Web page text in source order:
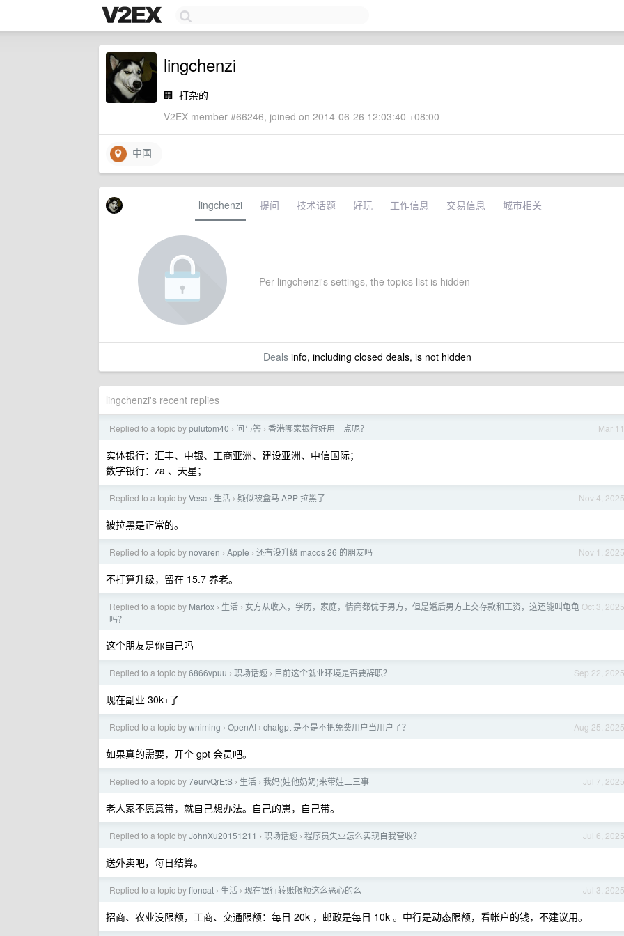
lingchenzi
🏢 打杂的
V2EX member #66246, joined on 2014-06-26 12:03:40 +08:00
中国
lingchenzi 提问 技术话题 好玩 工作信息 交易信息 城市相关
Per lingchenzi's settings, the topics list is hidden
Dealsinfo, including closed deals, is not hidden
lingchenzi's recent replies
Mar 11
Replied to a topic bypulutom40 › 问与答 › 香港哪家银行好用一点呢？
实体银行：汇丰、中银、工商亚洲、建设亚洲、中信国际；
数字银行：za 、天星；
Nov 4, 2025
Replied to a topic byVesc › 生活 › 疑似被盒马 APP 拉黑了
被拉黑是正常的。
Nov 1, 2025
Replied to a topic by novaren › Apple › 还有没升级 macos 26 的朋友吗
不打算升级，留在 15.7 养老。
Oct 3, 2025
Replied to a topic by Martox › 生活 › 女方从收入，学历，家庭，情商都优于男方，但是婚后男方上交存款和工资，这还能叫龟龟
吗？
这个朋友是你自己吗
Sep 22, 2025
Replied to a topic by6866vpuu › 职场话题 › 目前这个就业环境是否要辞职？
现在副业 30k+了
Aug 25, 2025
Replied to a topic bywniming › OpenAI › chatgpt 是不是不把免费用户当用户了？
如果真的需要，开个 gpt 会员吧。
Jul 7, 2025
Replied to a topic by7eurvQrEtS › 生活 › 我妈(娃他奶奶)来带娃二三事
老人家不愿意带，就自己想办法。自己的崽，自己带。
Jul 6, 2025
Replied to a topic byJohnXu20151211 › 职场话题 › 程序员失业怎么实现自我营收？
送外卖吧，每日结算。
Jul 3, 2025
Replied to a topic byfioncat › 生活 › 现在银行转账限额这么恶心的么
招商、农业没限额，工商、交通限额：每日 20k ，邮政是每日 10k 。中行是动态限额，看帐户的钱，不建议用。